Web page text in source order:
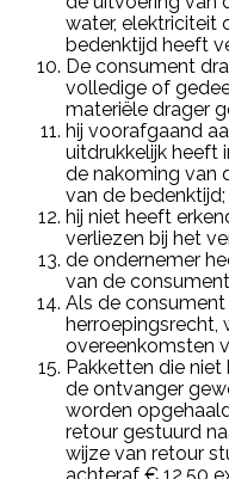
water, elektriciteit
bedenktijd heeft
De consument
volledige of
materiële drager
hij voorafgaand
uitdrukkelijk heeft
de nakoming van
van de bedenktijd;
hij niet heeft
verliezen bij het
de ondernemer
van de
Als de
herroepingsrecht,
overeenkomsten
Pakketten die
de ontvanger
worden
retour gestuurd
wijze van retour
achteraf € 12,50